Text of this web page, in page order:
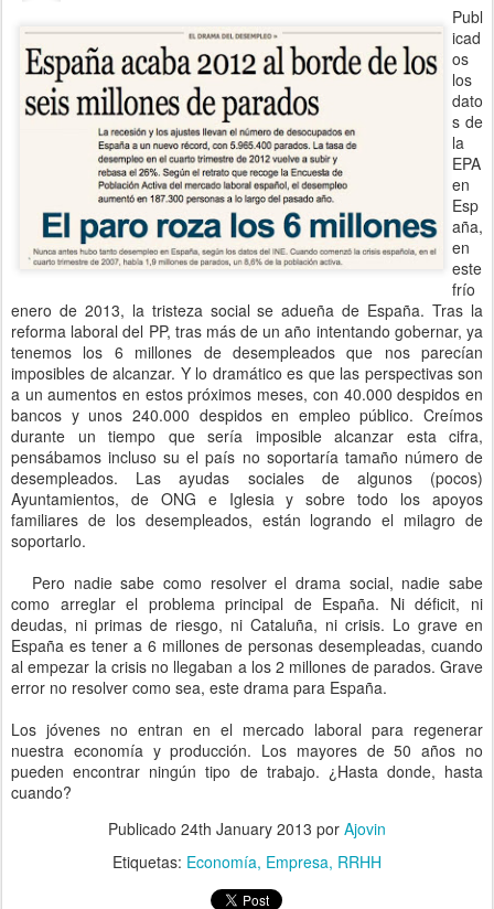
Publ
icad
os
los
dato
s de
la
EPA
en
Esp
aña,
en
este
frío
enero de 2013, la tristeza social se adueña de España. Tras la
reforma laboral del PP, tras más de un año intentando gobernar, ya
tenemos los 6 millones de desempleados que nos parecían
imposibles de alcanzar. Y lo dramático es que las perspectivas son
a un aumentos en estos próximos meses, con 40.000 despidos en
bancos y unos 240.000 despidos en empleo público. Creímos
durante un tiempo que sería imposible alcanzar esta cifra,
pensábamos incluso su el país no soportaría tamaño número de
desempleados. Las ayudas sociales de algunos (pocos)
Ayuntamientos, de ONG e Iglesia y sobre todo los apoyos
familiares de los desempleados, están logrando el milagro de
soportarlo.
Pero nadie sabe como resolver el drama social, nadie sabe
como arreglar el problema principal de España. Ni déficit, ni
deudas, ni primas de riesgo, ni Cataluña, ni crisis. Lo grave en
España es tener a 6 millones de personas desempleadas, cuando
al empezar la crisis no llegaban a los 2 millones de parados. Grave
error no resolver como sea, este drama para España.
Los jóvenes no entran en el mercado laboral para regenerar
nuestra economía y producción. Los mayores de 50 años no
pueden encontrar ningún tipo de trabajo. ¿Hasta donde, hasta
cuando?
Publicado 24th January 2013 por Ajovin
Etiquetas: Economía Empresa RRHH